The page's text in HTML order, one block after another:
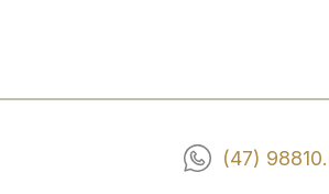
(47)